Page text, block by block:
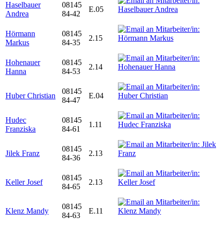
Haselbauer
Andrea
08145
84-42
E.05
Hörmann
Markus
08145
84-35
2.15
Hohenauer
Hanna
08145
84-53
2.14
Huber Christian
08145
84-47
E.04
Hudec
Franziska
08145
84-61
1.11
Jilek Franz
08145
84-36
2.13
Keller Josef
08145
84-65
2.13
Klenz Mandy
08145
84-63
E.11